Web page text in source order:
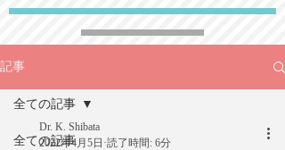
記事
全ての記事
全ての記事
Dr. K. Shibata
2022年4月5日 読了時間: 6分